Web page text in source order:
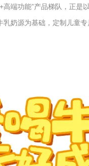
端功能”产品梯队，正是
奶源为基础，定制儿童